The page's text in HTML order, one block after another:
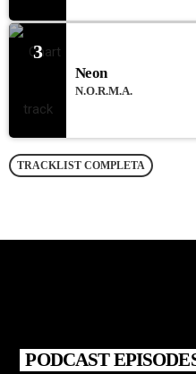
3
Neon
N.O.R.M.A.
TRACKLIST COMPLETA
PODCAST